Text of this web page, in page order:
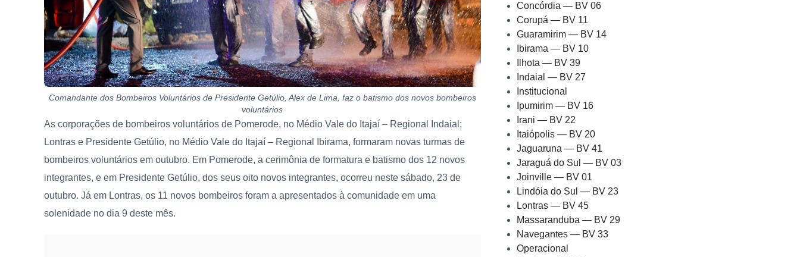
Comandante dos Bombeiros Voluntários de Presidente Getúlio, Alex de Lima, faz o batismo dos novos bombeiros
voluntários
As corporações de bombeiros voluntários de Pomerode, no Médio Vale do Itajaí – Regional Indaial;
Lontras e Presidente Getúlio, no Médio Vale do Itajaí – Regional Ibirama, formaram novas turmas de
bombeiros voluntários em outubro. Em Pomerode, a cerimônia de formatura e batismo dos 12 novos
integrantes, e em Presidente Getúlio, dos seus oito novos integrantes, ocorreu neste sábado, 23 de
outubro. Já em Lontras, os 11 novos bombeiros foram a apresentados à comunidade em uma
solenidade no dia 9 deste mês.
Concórdia — BV 06
Corupá — BV 11
Guaramirim — BV 14
Ibirama — BV 10
Ilhota — BV 39
Indaial — BV 27
Institucional
Ipumirim — BV 16
Irani — BV 22
Itaiópolis — BV 20
Jaguaruna — BV 41
Jaraguá do Sul — BV 03
Joinville — BV 01
Lindóia do Sul — BV 23
Lontras — BV 45
Massaranduba — BV 29
Navegantes — BV 33
Operacional